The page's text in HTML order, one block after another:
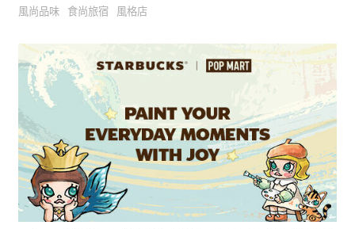
風尚品味 食尚旅宿 風格店